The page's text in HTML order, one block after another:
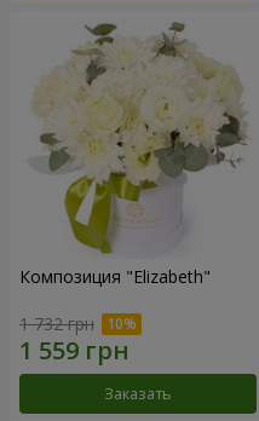
Композиция "Elizabeth"
1 732 грн
Заказать